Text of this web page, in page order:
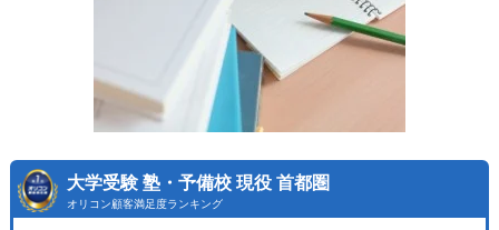
大学受験 塾・予備校 現役 首都圏
オリコン顧客満足度ランキング